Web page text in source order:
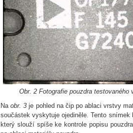
Obr. 2 Fotografie pouzdra
Naobr. 3 je pohled na čip po ablaci vrstvy
součástek vyskytuje ojediněle. Tento
který slouží spíše ke kontrole popisu